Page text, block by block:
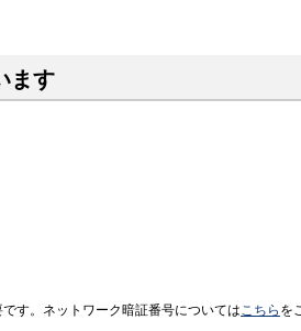
ます
す。ネットワーク暗証番号についてはこちら を